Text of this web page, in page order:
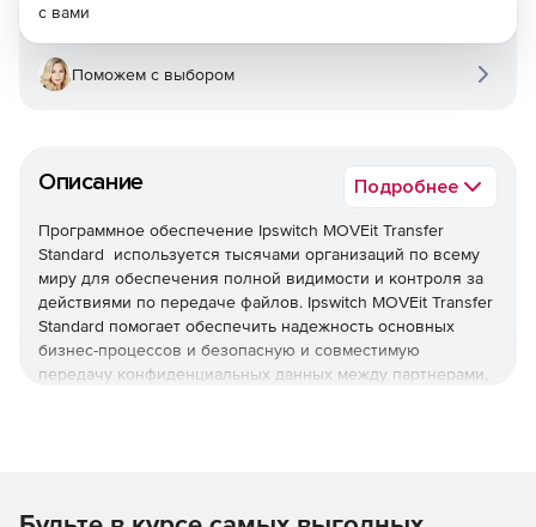
Описание Подробнее
Программное обеспечение Ipswitch MOVEit Transfer
Standard используется тысячами организаций по всему
миру для обеспечения полной видимости и контроля за
действиями по передаче файлов. Ipswitch MOVEit Transfer
Standard помогает обеспечить надежность основных
бизнес-процессов и безопасную и совместимую
передачу конфиденциальных данных между партнерами,
Основные преимущества Ipswitch MOVEit:
с вами
Поможем с выбором